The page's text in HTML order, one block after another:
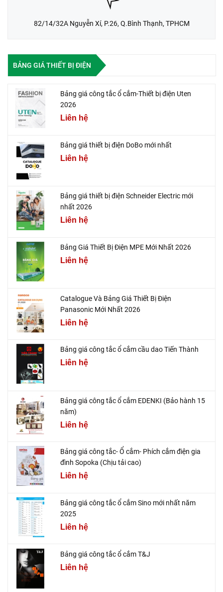
82/14/32A Nguyễn Xí, P.26, Q.Bình Thạnh, TPHCM
BẢNG GIÁ THIẾT BỊ ĐIỆN
Bảng giá công tắc ổ cắm-Thiết bị điện Uten
2026
Liên hệ
Bảng giá thiết bị điện DoBo mới nhất
Liên hệ
Bảng giá thiết bị điện Schneider Electric mới
nhất 2026
Liên hệ
Bảng Giá Thiết Bị Điện MPE Mới Nhất 2026
Liên hệ
Catalogue Và Bảng Giá Thiết Bị Điện
Panasonic Mới Nhất 2026
Liên hệ
Bảng giá công tắc ổ cắm cầu dao Tiến Thành
Liên hệ
Bảng giá công tắc ổ cắm EDENKI (Bảo hành 15
năm)
Liên hệ
Bảng giá công tắc- Ổ cắm- Phích cắm điện gia
đình Sopoka (Chịu tải cao)
Liên hệ
Bảng giá công tắc ổ cắm Sino mới nhất năm
2025
Liên hệ
Bảng giá công tắc ổ cắm T&J
Liên hệ